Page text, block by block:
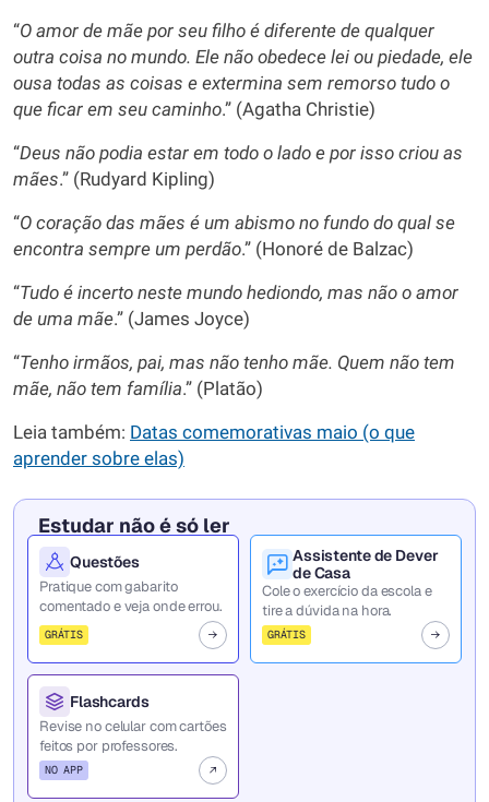
“O amor de mãe por seu filho é diferente de qualquer
outra coisa no mundo. Ele não obedece lei ou piedade, ele
ousa todas as coisas e extermina sem remorso tudo o
que ficar em seu caminho.” (Agatha Christie)
“Deus não podia estar em todo o lado e por isso criou as
mães.” (Rudyard Kipling)
“O coração das mães é um abismo no fundo do qual se
encontra sempre um perdão.” (Honoré de Balzac)
“Tudo é incerto neste mundo hediondo, mas não o amor
de uma mãe.” (James Joyce)
“Tenho irmãos, pai, mas não tenho mãe. Quem não tem
mãe, não tem família.” (Platão)
Leia também: Datas comemorativas maio (o que
aprender sobre elas)
Estudar não é só ler
Questões
Pratique com gabarito
comentado e veja onde errou.
GRÁTIS
Assistente de Dever
de Casa
Cole o exercício da escola e
tire a dúvida na hora.
GRÁTIS
Flashcards
Revise no celular com cartões
feitos por professores.
NO APP